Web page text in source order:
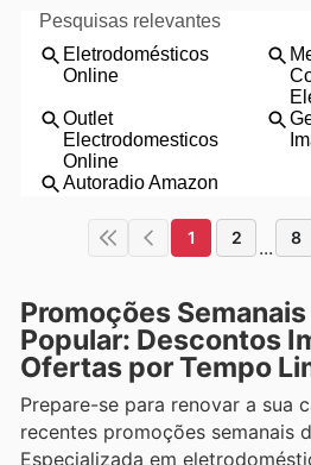
1 2 ... 8
Promoções Semanais
Popular: Descontos
Ofertas por Tempo
Prepare-se para renovar a sua
recentes promoções semanais
Especializada em